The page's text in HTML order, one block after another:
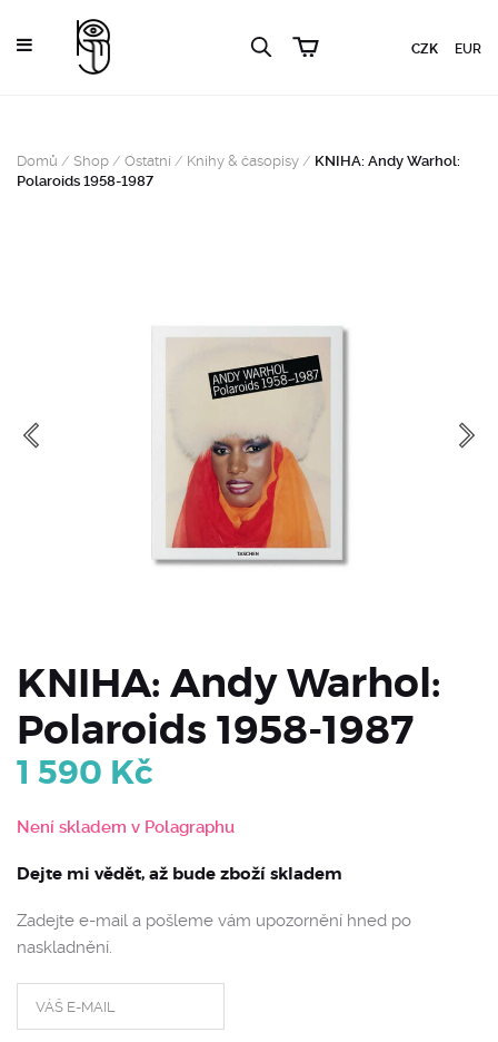
CZK EUR
Domů / Shop / Ostatní / Knihy & časopisy / KNIHA: Andy Warhol:
Polaroids 1958-1987
KNIHA: Andy Warhol:
Polaroids 1958-1987
1 590 Kč
Není skladem v Polagraphu
Dejte mi vědět, až bude zboží skladem
Zadejte e-mail a pošleme vám upozornění hned po
naskladnění.